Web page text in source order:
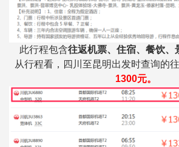
此行程包含往返机票、住宿、餐饮、
从行程看，四川至昆明出发时查询的
1300元。